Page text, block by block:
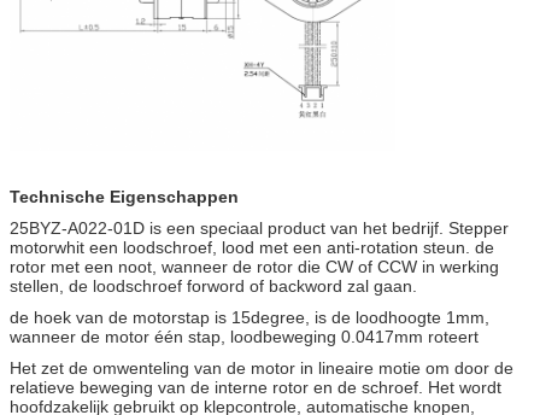
Technische Eigenschappen
25BYZ-A022-01D is een speciaal product van het bedrijf. Stepper
motorwhit een loodschroef, lood met een anti-rotation steun. de
rotor met een noot, wanneer de rotor die CW of CCW in werking
stellen, de loodschroef forword of backword zal gaan.
de hoek van de motorstap is 15degree, is de loodhoogte 1mm,
wanneer de motor één stap, loodbeweging 0.0417mm roteert
Het zet de omwenteling van de motor in lineaire motie om door de
relatieve beweging van de interne rotor en de schroef. Het wordt
hoofdzakelijk gebruikt op klepcontrole, automatische knopen,